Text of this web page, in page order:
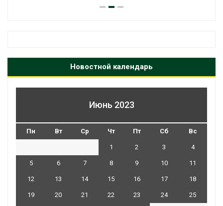
Новостной календарь
Июнь 2023
Пн Вт Ср Чт Пт Сб Вс
1 2 3 4
5 6 7 8 9 10 11
12 13 14 15 16 17 18
19 20 21 22 23 24 25